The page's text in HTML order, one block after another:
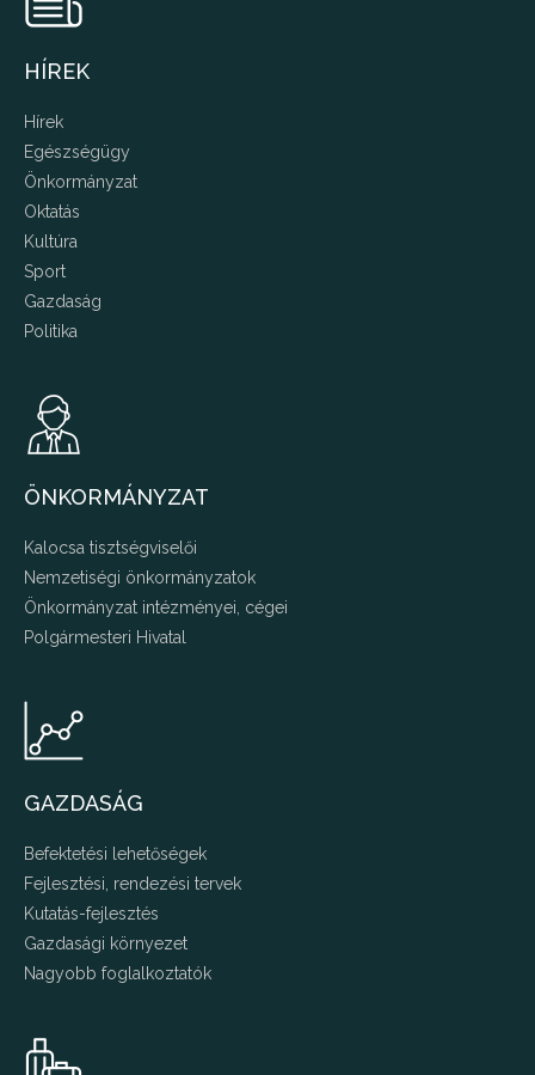
HÍREK
Hírek
Egészségügy
Önkormányzat
Oktatás
Kultúra
Sport
Gazdaság
Politika
ÖNKORMÁNYZAT
Kalocsa tisztségviselői
Nemzetiségi önkormányzatok
Önkormányzat intézményei, cégei
Polgármesteri Hivatal
GAZDASÁG
Befektetési lehetőségek
Fejlesztési, rendezési tervek
Kutatás-fejlesztés
Gazdasági környezet
Nagyobb foglalkoztatók